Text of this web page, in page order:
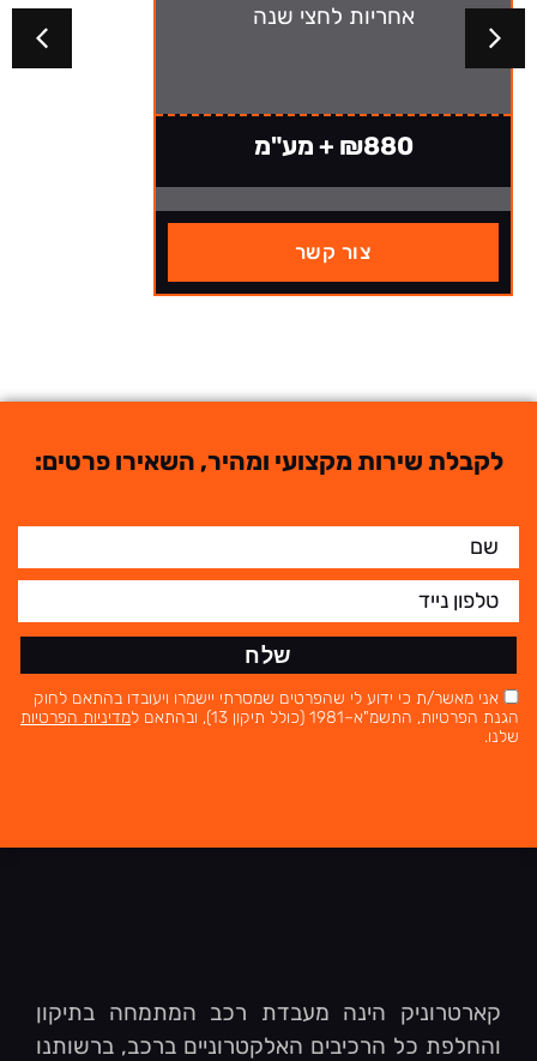
אחריות לחצי שנה
₪880 + מע"מ
צור קשר
לקבלת שירות מקצועי ומהיר, השאירו פרטים:
אני מאשר/ת כי ידוע לי שהפרטים שמסרתי יישמרו ויעובדו בהתאם לחוק
הגנת הפרטיות, התשמ"א–1981 (כולל תיקון 13), ובהתאם ל
מדיניות הפרטיות
שלנו.
שלח
קארטרוניק הינה מעבדת רכב המתמחה בתיקון
והחלפת כל הרכיבים האלקטרוניים ברכב, ברשותנו